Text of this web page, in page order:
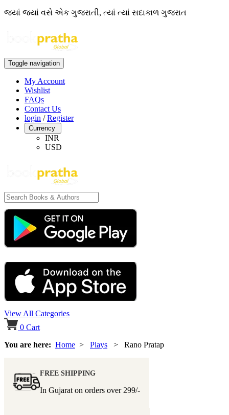
જ્યાં જ્યાં વસે એક ગુજરાતી, ત્યાં ત્યાં સદાકાળ ગુજરાત
Toggle navigation
My Account
Wishlist
FAQs
Contact Us
login /Register
Currency
INR
USD
View All Categories
0 Cart
You are here: Home > Plays > Rano Pratap
FREE SHIPPING
In Gujarat on orders over 299/-